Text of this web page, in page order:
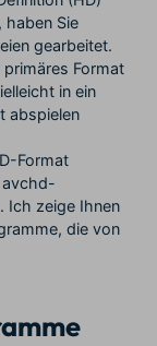
empfehlen,
erhalten
frei
haben Sie
gearbeitet.
Format
in ein
abspielen
Format
avchd-
Ich zeige Ihnen
die von